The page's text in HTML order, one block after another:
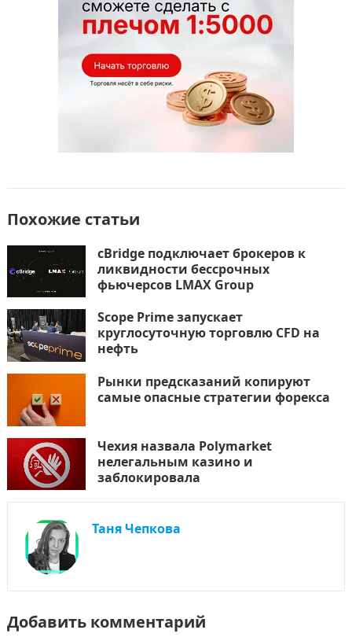
т
ь
Похожие статьи
cBridge подключает брокеров к
ликвидности бессрочных
фьючерсов LMAX Group
Scope Prime запускает
круглосуточную торговлю CFD на
нефть
Рынки предсказаний копируют
самые опасные стратегии форекса
Чехия назвала Polymarket
нелегальным казино и
заблокировала
Таня Чепкова
Добавить комментарий